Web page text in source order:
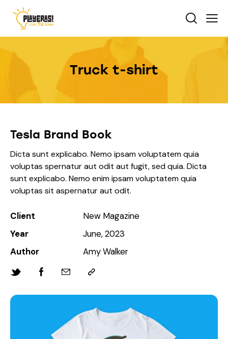
Truck t-shirt
Tesla Brand Book
Dicta sunt explicabo. Nemo ipsam voluptatem quia
voluptas spernatur aut odit aut fugit, sed quia. Dicta
sunt explicabo. Nemo enim ipsam voluptatem quia
voluptas sit aspernatur aut odit.
Client
New Magazine
Year
June, 2023
Author
Amy Walker